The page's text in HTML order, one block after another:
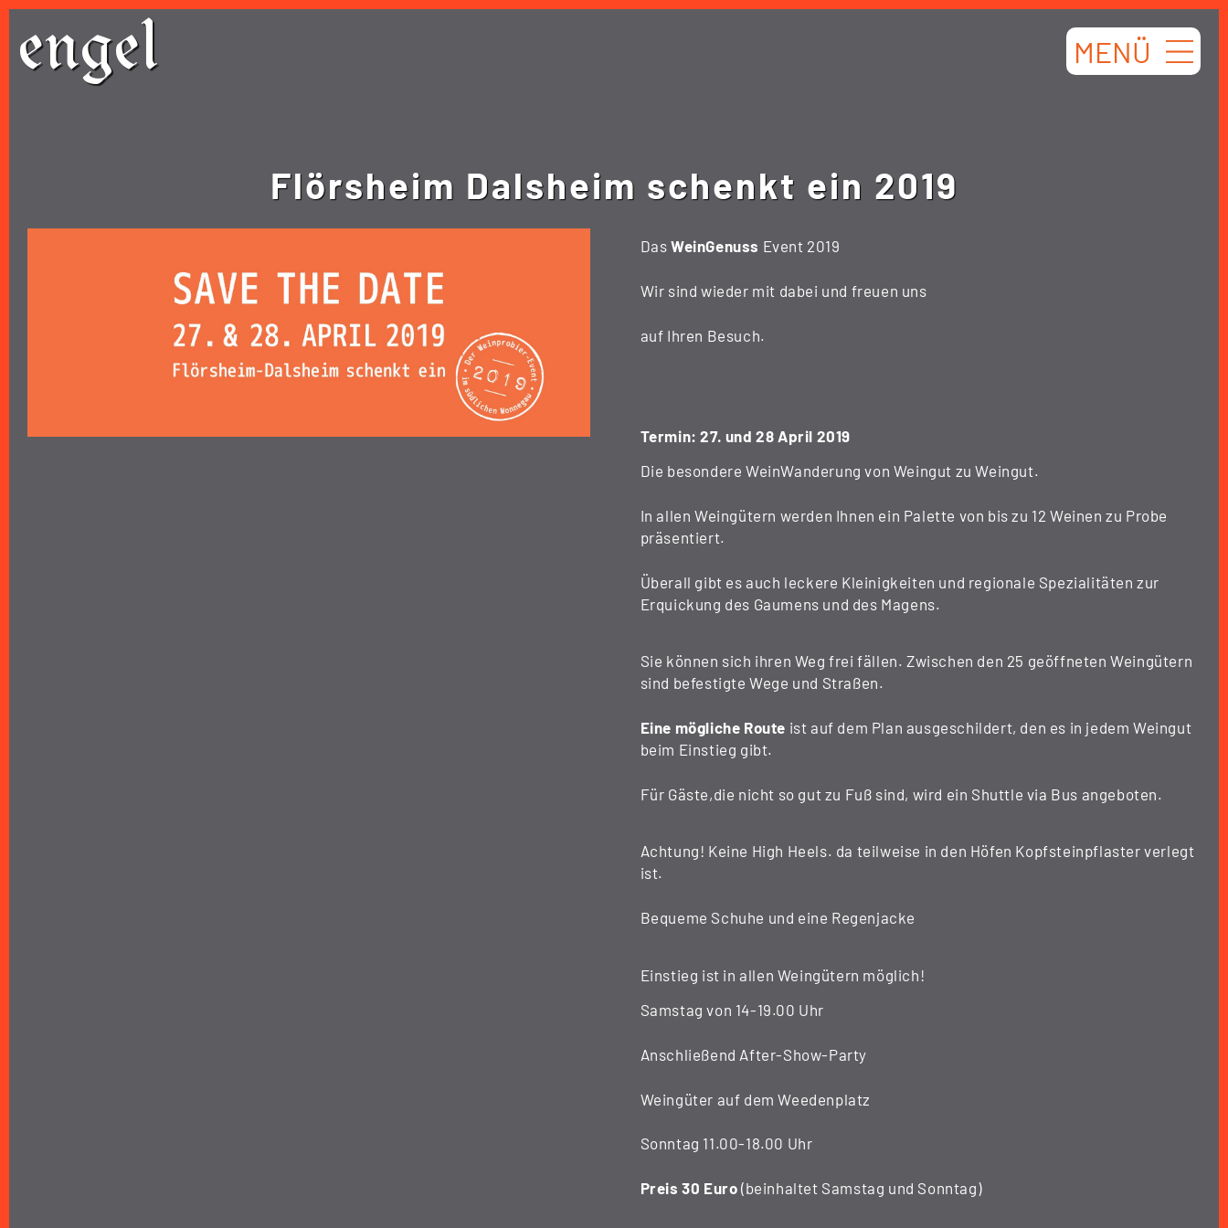
Skip
content
engel MENÜ
Flörsheim Dalsheim schenkt ein 2019
DasWeinGenuss Event 2019
Wir sind wieder mit dabei und freuen uns
auf Ihren Besuch.
Termin: 27. und 28 April 2019
Die besondere WeinWanderung von Weingut zu Weingut.
In allen Weingütern werden Ihnen ein Palette von bis zu 12 Weinen zu Probe
präsentiert.
Überall gibt es auch leckere Kleinigkeiten und regionale Spezialitäten zur
Erquickung des Gaumens und des Magens.
Sie können sich ihren Weg frei fällen. Zwischen den 25 geöffneten Weingütern
sind befestigte Wege und Straßen.
Eine mögliche Route ist auf dem Plan ausgeschildert, den es in jedem Weingut
beim Einstieg gibt.
Für Gäste,die nicht so gut zu Fuß sind, wird ein Shuttle via Bus angeboten.
Achtung! Keine High Heels. da teilweise in den Höfen Kopfsteinpflaster verlegt
ist.
Bequeme Schuhe und eine Regenjacke
Einstieg ist in allen Weingütern möglich!
Samstag von 14-19.00 Uhr
Anschließend After-Show-Party
Weingüter auf dem Weedenplatz
Sonntag 11.00-18.00 Uhr
Preis 30 Euro (beinhaltet Samstag und Sonntag)